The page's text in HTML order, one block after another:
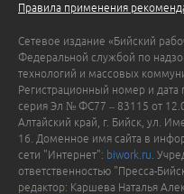
Правила применения
Сетевое издание «Бийский
Федеральной службой по
технологий и массовых
Регистрационный номер и дата
серия Эл № ФС77 – 83115 от
Алтайский край, г. Бийск, ул.
16. Доменное имя сайта в
сети "Интернет": biwork.ru .
ответственностью "Пресса-
редактор: Каршева Наталья